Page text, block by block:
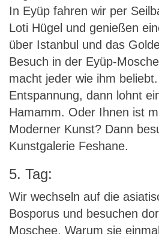
In Eyüp fahren wir per
Loti Hügel und genießen
über Istanbul und das
Besuch in der Eyüp-
macht jeder wie ihm
Entspannung, dann lohnt
Hamamm. Oder Ihnen ist
Moderner Kunst? Dann
Kunstgalerie Feshane.
5. Tag:
Wir wechseln auf die
Bosporus und besuchen
Moschee. Warum sie